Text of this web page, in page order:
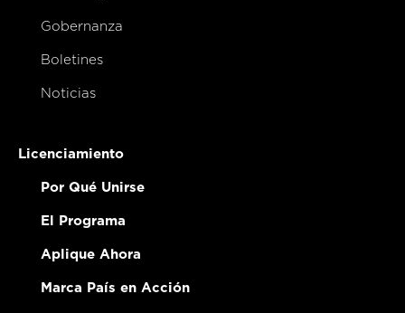
Gobernanza
Boletines
Noticias
Licenciamiento
Por Qué Unirse
El Programa
Aplique Ahora
Marca País en Acción